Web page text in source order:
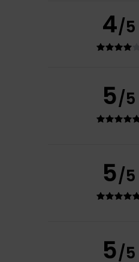
4/5
5/5
5/5
5/5